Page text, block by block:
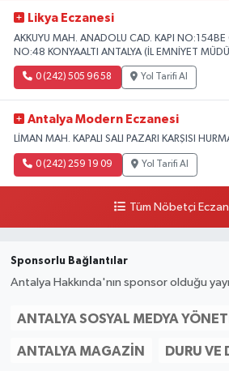
Likya Eczanesi
AKKUYU MAH. ANADOLU CAD. KAPI NO:154BE
NO:48 KONYAALTI ANTALYA (İL EMNİYET
0 (242) 505 96 58 Yol Tarifi Al
Antalya Modern Eczanesi
LİMAN MAH. KAPALI SALI PAZARI KARŞISI
0 (242) 259 19 09 Yol Tarifi Al
Tüm Nöbetçi
Sponsorlu Bağlantılar
Antalya Hakkında'nın sponsor olduğu
ANTALYA SOSYAL MEDYA
ANTALYA MAGAZIN DURU VE